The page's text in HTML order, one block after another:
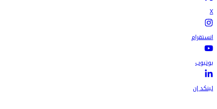
X
انستقرام
يوتيوب
لينكد إن